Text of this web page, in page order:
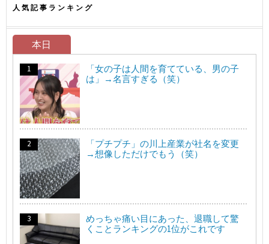
人気記事ランキング
本日
「女の子は人間を育てている、男の子
は」→名言すぎる（笑）
「プチプチ」の川上産業が社名を変更
→想像しただけでもう（笑）
めっちゃ痛い目にあった、退職して驚
くことランキングの1位がこれです